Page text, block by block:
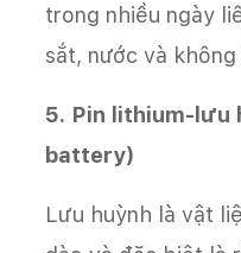
trong nhiều ngày
sắt, nước và
5. Pin lithium-lưu
battery)
Lưu huỳnh là vật